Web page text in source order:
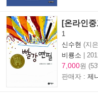
[온라인
1
신수현 (지
비룡소 |
7,000원
판매자 : 제